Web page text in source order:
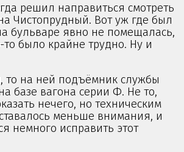
решил направиться смотреть
Чистопрудный. Вот уж где был
бульваре явно не помещалась,
то было крайне трудно. Ну и
то на ней подъёмник службы
базе вагона серии Ф. Не то,
нечего, но техническим
меньше внимания, и
немного исправить этот